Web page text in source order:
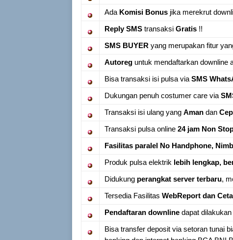
Ada Komisi Bonus jika merekrut
Reply SMS transaksi Gratis !!
SMS BUYER yang merupakan fitur
Autoreg untuk mendaftarkan downline
Bisa transaksi isi pulsa via SMS
Dukungan penuh costumer care via
Transaksi isi ulang yang Aman dan
Transaksi pulsa online 24 jam Non
Fasilitas paralel No Handphone,
Produk pulsa elektrik lebih lengkap,
Didukung perangkat server terbaru,
Tersedia Fasilitas WebReport dan
Pendaftaran downline dapat
Bisa transfer deposit via setoran tunai